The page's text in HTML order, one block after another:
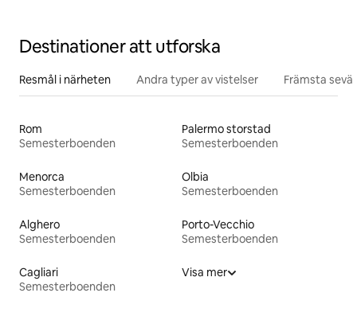
Destinationer att utforska
Resmål i närheten Andra typer av vistelser Främsta
Rom
Semesterboenden
Palermo storstad
Semesterboenden
Menorca
Semesterboenden
Olbia
Semesterboenden
Alghero
Semesterboenden
Porto-Vecchio
Semesterboenden
Cagliari
Semesterboenden
Visa mer